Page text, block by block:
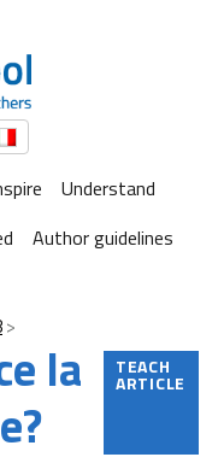
Understand
Author guidelines
la
TEACH
ARTICLE